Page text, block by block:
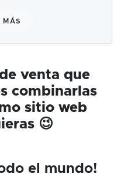
MÁS
venta que
combinarlas
sitio web
😉
el mundo!